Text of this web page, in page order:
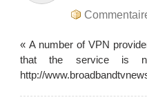
« A number of VPN
that the service is
http://